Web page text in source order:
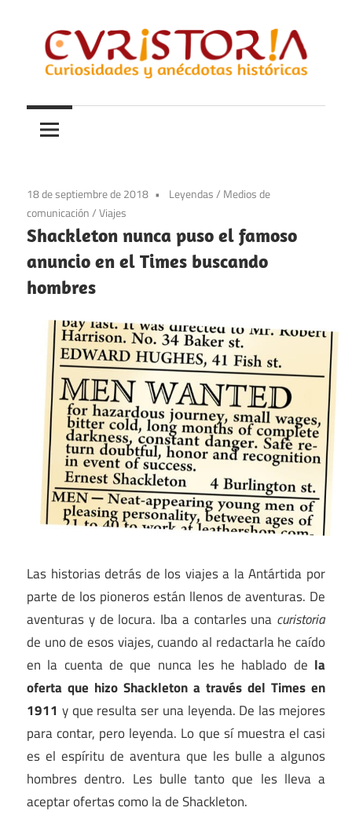
contenido
Curistoria
y
anécdotas
historia
18 de septiembre de 2018 Leyendas/ Medios de
comunicación/Viajes
Shackleton nunca puso el famoso
anuncio en el Times buscando
hombres
Las historias detrás de los viajes a la Antártida por
parte de los pioneros están llenos de aventuras. De
aventuras y de locura. Iba a contarles una curistoria
de uno de esos viajes, cuando al redactarla he caído
en la cuenta de que nunca les he hablado de la
oferta que hizo Shackleton a través del Times en
1911 y que resulta ser una leyenda. De las mejores
para contar, pero leyenda. Lo que sí muestra el casi
es el espíritu de aventura que les bulle a algunos
hombres dentro. Les bulle tanto que les lleva a
aceptar ofertas como la de Shackleton.